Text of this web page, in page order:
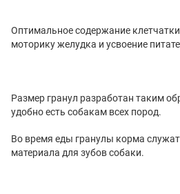
Оптимальное содержание
моторику желудка и усвоение
Размер гранул разработан таким
удобно есть собакам всех пород.
Во время еды гранулы корма
материала для зубов собаки.